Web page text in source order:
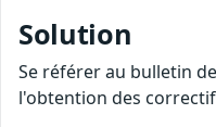
Solution
Se référer au bulletin
l'obtention des